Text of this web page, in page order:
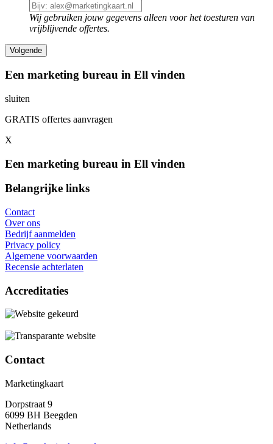
Wij gebruiken jouw gegevens alleen voor het toesturen van
vrijblijvende offertes.
Een marketing bureau in Ell vinden
sluiten
GRATIS offertes aanvragen
X
Een marketing bureau in Ell vinden
Belangrijke links
Contact
Over ons
Bedrijf aanmelden
Privacy policy
Algemene voorwaarden
Recensie achterlaten
Accreditaties
Contact
Marketingkaart
Dorpstraat 9
6099 BH Beegden
Netherlands